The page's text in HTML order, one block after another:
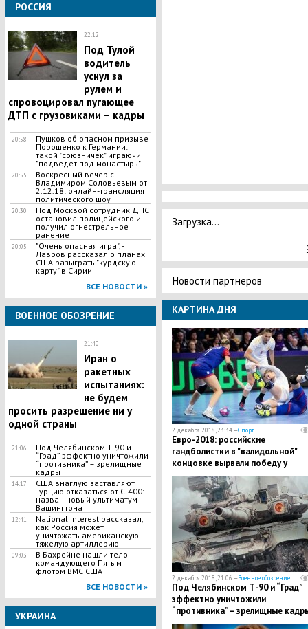
РОССИЯ
22:12
Под Тулой
водитель
уснул за
рулем и
спровоцировал пугающее
ДТП с грузовиками – кадры
20:58
Пушков об опасном призыве
Порошенко к Германии:
такой "союзничек" играючи
"подведет под монастырь"
20:55
Воскресный вечер с
Владимиром Соловьевым от
2.12.18: онлайн-трансляция
политического шоу
20:30
Под Москвой сотрудник ДПС
остановил полицейского и
получил огнестрельное
ранение
20:05
"Очень опасная игра", -
Лавров рассказал о планах
США разыграть "курдскую
карту" в Сирии
ВСЕ НОВОСТИ »
ВОЕННОЕ ОБОЗРЕНИЕ
21:40
Иран о
ракетных
испытаниях:
не будем
просить разрешение ни у
одной страны
21:06
Под Челябинском Т-90 и
“Град” эффектно уничтожили
“противника” – зрелищные
кадры
14:17
США внаглую заставляют
Турцию отказаться от С-400:
назван новый ультиматум
Вашингтона
12:41
National Interest рассказал,
как Россия может
уничтожать американскую
тяжелую артиллерию
09:03
В Бахрейне нашли тело
командующего Пятым
флотом ВМС США
ВСЕ НОВОСТИ »
УКРАИНА
Загрузка...
Новости партнеров
КАРТИНА ДНЯ
2 декабря 2018, 23:34 —Спорт
Евро-2018: российские
гандболистки в "валидольной"
концовке вырвали победу у
Черногории: видео ярких
матча
2 декабря 2018, 21:06 —Военное обозрение
Под Челябинском Т-90 и “Град”
эффектно уничтожили
“противника” – зрелищные